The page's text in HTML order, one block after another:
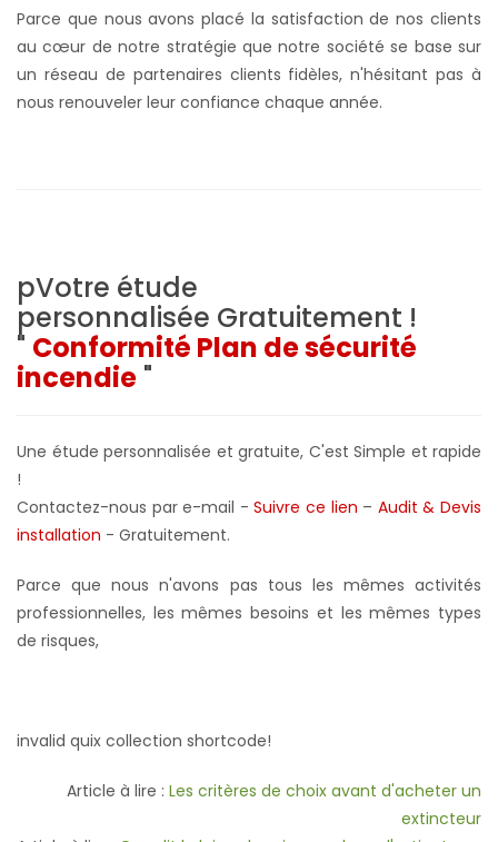
Parce que nous avons placé la satisfaction de nos clients
au cœur de notre stratégie que notre société se base sur
un réseau de partenaires clients fidèles, n'hésitant pas à
nous renouveler leur confiance chaque année.
pVotre étude
personnalisée Gratuitement !
" Conformité Plan de sécurité
incendie "
Une étude personnalisée et gratuite, C'est Simple et rapide
!
Contactez-nous par e-mail -Suivre ce lien – Audit & Devis
installation - Gratuitement.
Parce que nous n'avons pas tous les mêmes activités
professionnelles, les mêmes besoins et les mêmes types
de risques,
invalid quix collection shortcode!
Article à lire : Les critères de choix avant d'acheter un
extincteur